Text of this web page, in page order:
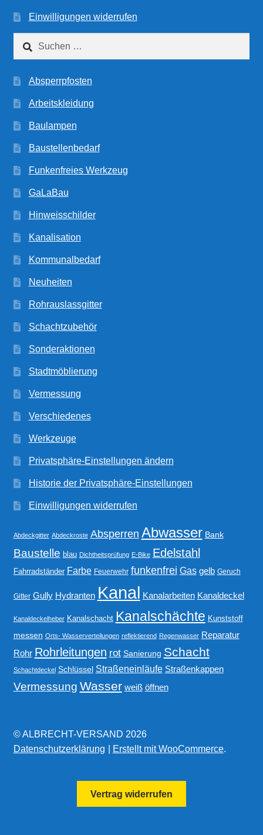
Einwilligungen widerrufen
nach:
Absperrpfosten
Arbeitskleidung
Baulampen
Baustellenbedarf
Funkenfreies Werkzeug
GaLaBau
Hinweisschilder
Kanalisation
Kommunalbedarf
Neuheiten
Rohrauslassgitter
Schachtzubehör
Sonderaktionen
Stadtmöblierung
Vermessung
Verschiedenes
Werkzeuge
Privatsphäre-Einstellungen ändern
Historie der Privatsphäre-Einstellungen
Einwilligungen widerrufen
Abdeckgitter Abdeckroste Absperren Abwasser Bank
Baustelle blau Dichtheitsprüfung E-Bike Edelstahl
Fahrradständer Farbe Feuerwehr funkenfrei Gas gelb Geruch
Gitter Gully Hydranten Kanal Kanalarbeiten Kanaldeckel
Kanaldeckelheber Kanalschacht Kanalschächte Kunststoff
messen Orts- Wasserverteilungen reflektierend Regenwasser Reparatur
Rohr Rohrleitungen rot Sanierung Schacht
Schachtdeckel Schlüssel Straßeneinläufe Straßenkappen
Vermessung Wasser weiß öffnen
© ALBRECHT-VERSAND 2026
Datenschutzerklärung
Erstellt mit WooCommerce.
Vertrag widerrufen